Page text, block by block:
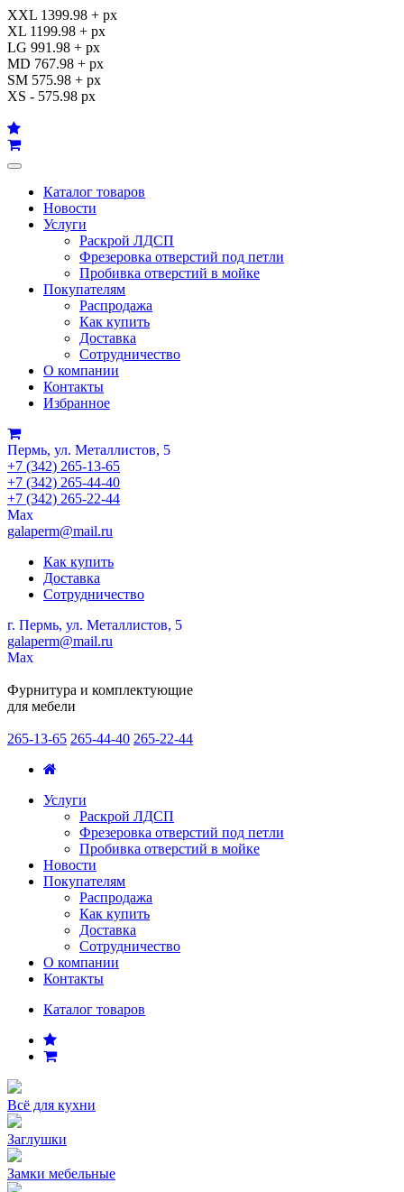
XXL 1399.98 + px
XL 1199.98 + px
LG 991.98 + px
MD 767.98 + px
SM 575.98 + px
XS - 575.98 px
Каталог товаров
Новости
Услуги
Раскрой ЛДСП
Фрезеровка отверстий под петли
Пробивка отверстий в мойке
Покупателям
Распродажа
Как купить
Доставка
Сотрудничество
О компании
Контакты
Избранное
Пермь, ул. Металлистов, 5
+7 (342) 265-13-65
+7 (342) 265-44-40
+7 (342) 265-22-44
Мах
galaperm@mail.ru
Как купить
Доставка
Сотрудничество
г. Пермь, ул. Металлистов, 5
galaperm@mail.ru
Мах
Фурнитура и комплектующие
для мебели
265-13-65 265-44-40 265-22-44
Услуги
Раскрой ЛДСП
Фрезеровка отверстий под петли
Пробивка отверстий в мойке
Новости
Покупателям
Распродажа
Как купить
Доставка
Сотрудничество
О компании
Контакты
Каталог товаров
Всё для кухни
Заглушки
Замки мебельные